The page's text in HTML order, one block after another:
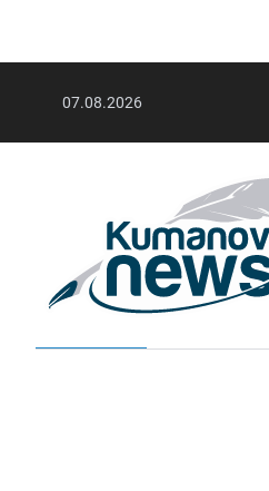
07.08.2026